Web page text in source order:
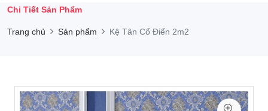
Chi Tiết Sản Phẩm
Trang chủ Sản phẩm Kệ Tân Cổ Điển 2m2